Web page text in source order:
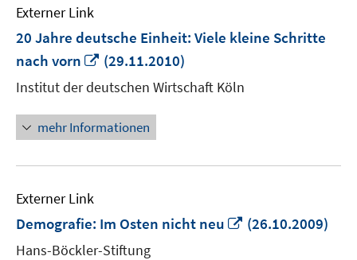
Externer Link
20 Jahre deutsche Einheit: Viele kleine Schritte
nach vorn
In
neuem
Fenster
öffnen
(29.11.2010)
Institut der deutschen Wirtschaft Köln
mehr Informationen
Externer Link
Demografie: Im Osten nicht neu
In
(26.10.2009)
Hans-Böckler-Stiftung